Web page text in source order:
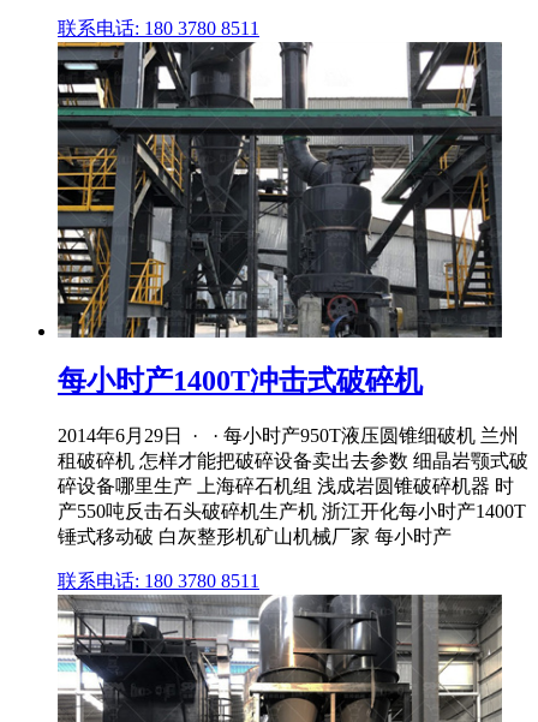
联系电话: 180 3780 8511
每小时产1400T冲击式破碎机
2014年6月29日 · · 每小时产950T液压圆锥细破机 兰州
租破碎机 怎样才能把破碎设备卖出去参数 细晶岩颚式破
碎设备哪里生产 上海碎石机组 浅成岩圆锥破碎机器 时
产550吨反击石头破碎机生产机 浙江开化每小时产1400T
锤式移动破 白灰整形机矿山机械厂家 每小时产
联系电话: 180 3780 8511